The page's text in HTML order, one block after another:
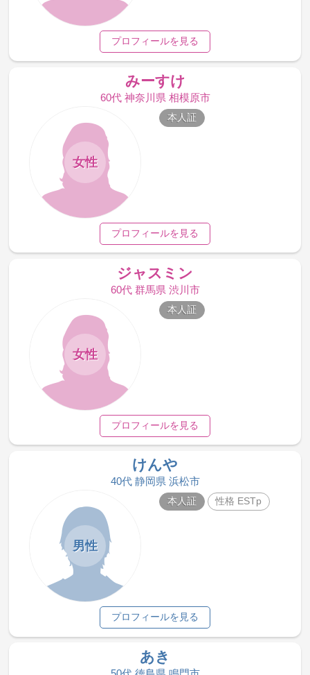
プロフィールを見る
みーすけ
60代 神奈川県 相模原市
女性
本人証
プロフィールを見る
ジャスミン
60代 群馬県 渋川市
女性
本人証
プロフィールを見る
けんや
40代 静岡県 浜松市
男性
本人証 性格 ESTp
プロフィールを見る
あき